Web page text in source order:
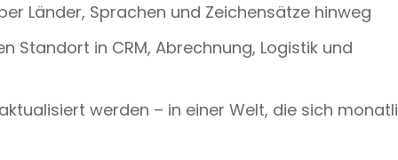
Länder, Sprachen und Zeichensätze hinweg
Standort in CRM, Abrechnung, Logistik und
werden – in einer Welt, die sich